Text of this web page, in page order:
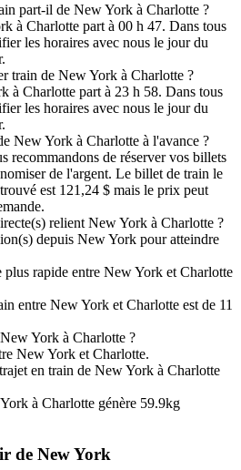
part-il de New York à Charlotte ?
à Charlotte part à 00 h 47. Dans tous
les horaires avec nous le jour du
train de New York à Charlotte ?
à Charlotte part à 23 h 58. Dans tous
les horaires avec nous le jour du
New York à Charlotte à l'avance ?
recommandons de réserver vos billets
de l'argent. Le billet de train le
est 121,24 $ mais le prix peut
relient New York à Charlotte ?
depuis New York pour atteindre
plus rapide entre New York et Charlotte
entre New York et Charlotte est de 11
York à Charlotte ?
New York et Charlotte.
en train de New York à Charlotte
à Charlotte génère 59.9kg
de New York